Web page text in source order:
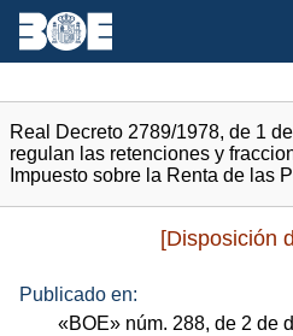
Real Decreto 2789/1978, de 1
regulan las retenciones y
Impuesto sobre la Renta de las
[Disposición
Publicado en:
«BOE» núm. 288, de 2 de